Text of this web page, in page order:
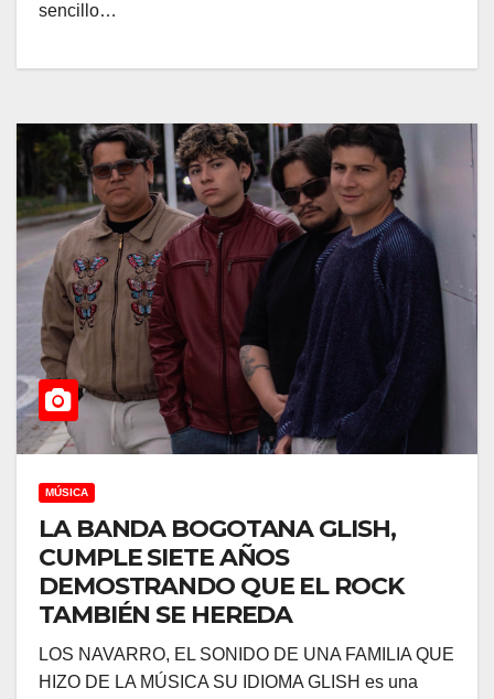
sencillo…
MÚSICA
LA BANDA BOGOTANA GLISH,
CUMPLE SIETE AÑOS
DEMOSTRANDO QUE EL ROCK
TAMBIÉN SE HEREDA
LOS NAVARRO, EL SONIDO DE UNA FAMILIA QUE
HIZO DE LA MÚSICA SU IDIOMA GLISH es una